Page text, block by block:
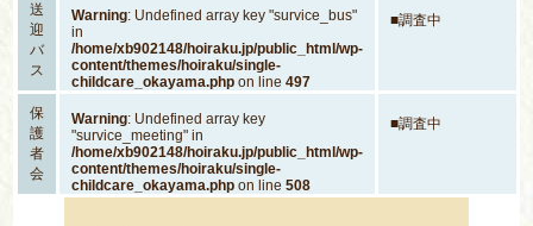
送
迎
バ
ス
Warning: Undefined array key "survice_bus"
in
/home/xb902148/hoiraku.jp/public_html/wp-
content/themes/hoiraku/single-
childcare_okayama.phpon line 497
■調査中
保
護
者
会
Warning: Undefined array key
"survice_meeting" in
/home/xb902148/hoiraku.jp/public_html/wp-
content/themes/hoiraku/single-
childcare_okayama.phpon line 508
■調査中